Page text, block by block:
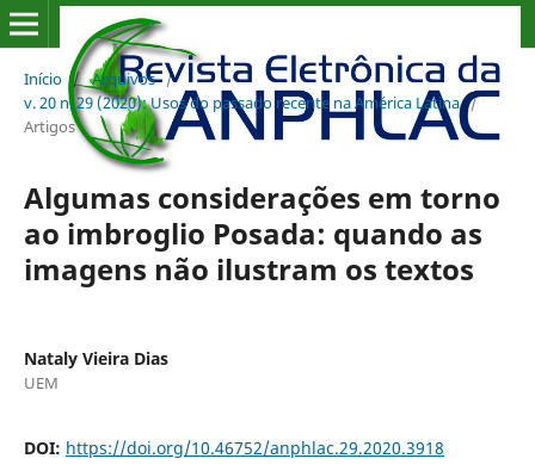
Início / Arquivos /
v. 20 n. 29 (2020): Usos do passado recente na América Latina /
Artigos
Algumas considerações em torno
ao imbroglio Posada: quando as
imagens não ilustram os textos
Nataly Vieira Dias
UEM
DOI: https://doi.org/10.46752/anphlac.29.2020.3918